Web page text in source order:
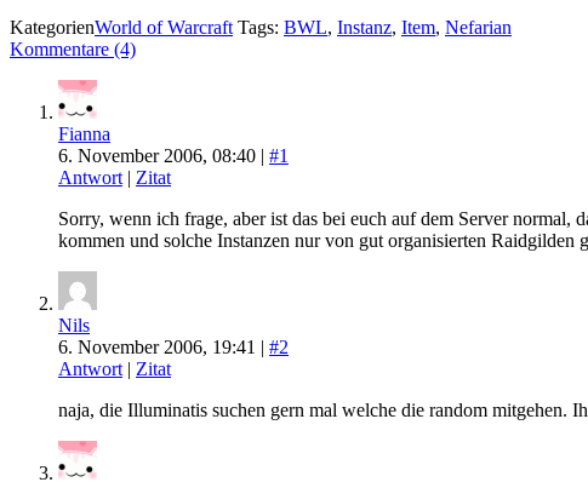
KategorienWorld of Warcraft Tags: BWL, Instanz, Item, Nefarian
Kommentare (4)
Fianna
6. November 2006, 08:40 | #1
Antwort | Zitat
Sorry, wenn ich frage, aber ist das bei euch auf dem Server normal,
kommen und solche Instanzen nur von gut organisierten Raidgilden
Nils
6. November 2006, 19:41 | #2
Antwort | Zitat
naja, die Illuminatis suchen gern mal welche die random mitgehen.